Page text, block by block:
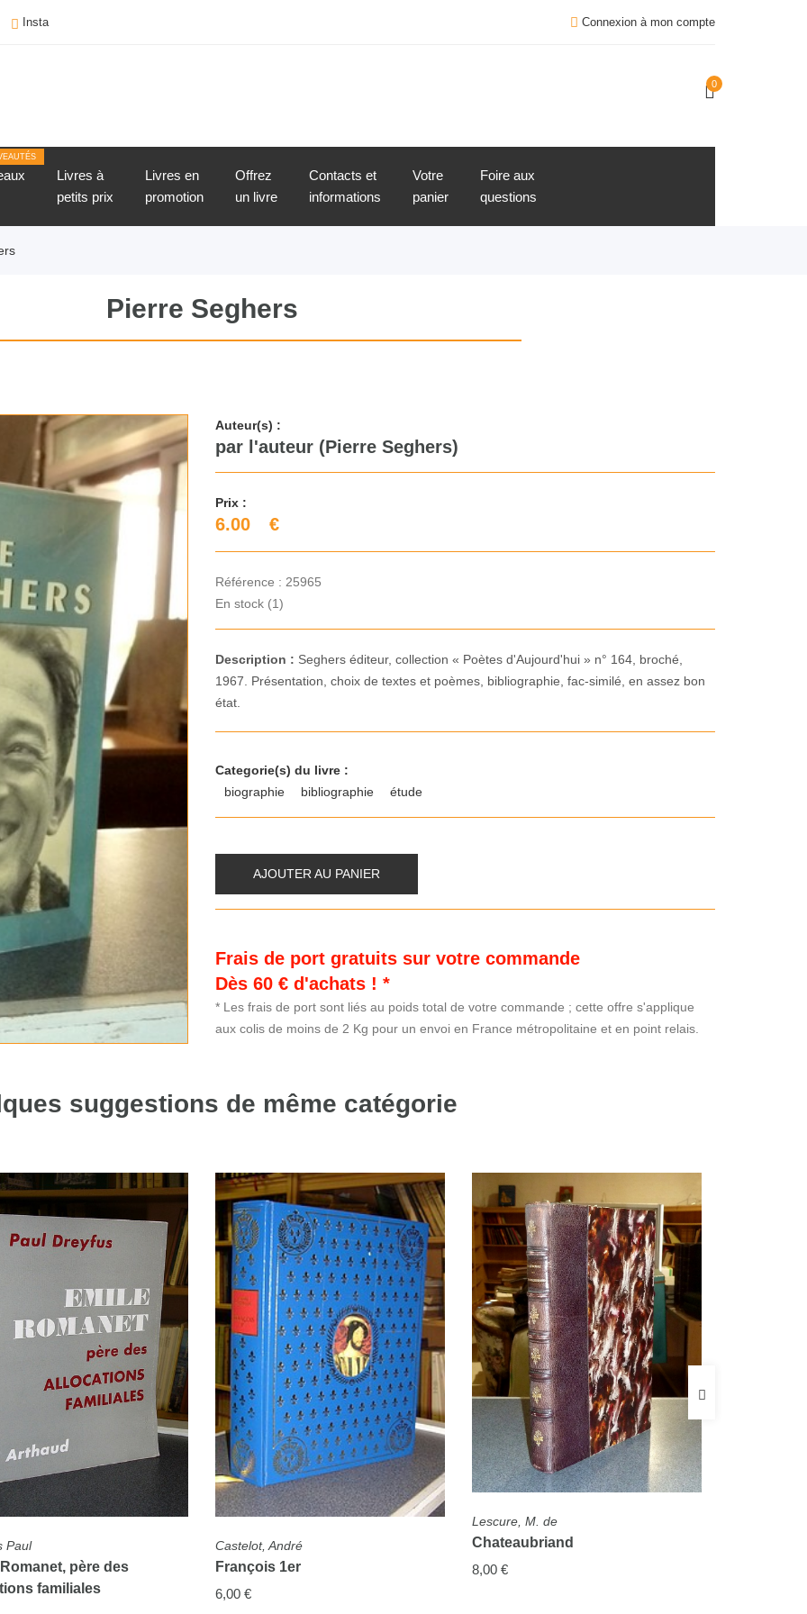
Insta Connexion à mon compte
0
Livres à
petits prix
Livres en
promotion
Offrez
un livre
Contacts et
informations
Votre
panier
Foire aux
questions
Pierre Seghers
Auteur(s) :
par l'auteur (Pierre Seghers)
Prix :
6.00 €
Référence : 25965
En stock (1)
Description : Seghers éditeur, collection « Poètes d'Aujourd'hui » n° 164, broché,
1967. Présentation, choix de textes et poèmes, bibliographie, fac-similé, en assez bon
état.
Categorie(s) du livre :
biographie
bibliographie étude
AJOUTER AU PANIER
Frais de port gratuits sur votre commande
Dès 60 € d'achats ! *
* Les frais de port sont liés au poids total de votre commande ; cette offre s'applique
aux colis de moins de 2 Kg pour un envoi en France métropolitaine et en point relais.
suggestions de même catégorie
Paul
père des
familiales
FICHE COMPLÈTE
Castelot, André
François 1er
6,00 €
FICHE COMPLÈTE
Lescure, M. de
Chateaubriand
8,00 €